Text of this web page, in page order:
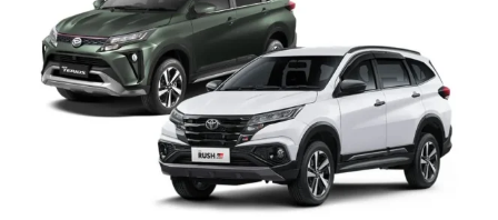
Yogyakarta
Pilih